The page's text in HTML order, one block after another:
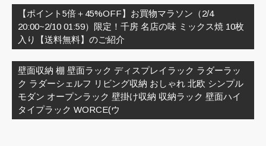
稿
ナ
ビ
ゲ
ー
シ
ョ
ン
【ポイント5倍＋45%OFF】お買物マラソン（2/4
20:00~2/10 01:59）限定！千房 名店の味 ミックス焼 10枚
入り【送料無料】のご紹介
壁面収納 棚 壁面ラック ディスプレイラック ラダーラッ
ク ラダーシェルフ リビング収納 おしゃれ 北欧 シンプル
モダン オープンラック 壁掛け収納 収納ラック 壁面ハイ
タイプラック WORCE(ウ